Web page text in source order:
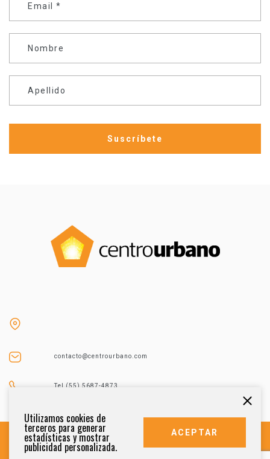
Email *
Nombre
Apellido
contacto@centrourbano.com
Tel (55) 5687-4873
Utilizamos cookies de
terceros para generar
estadísticas y mostrar
publicidad personalizada.
ACEPTAR